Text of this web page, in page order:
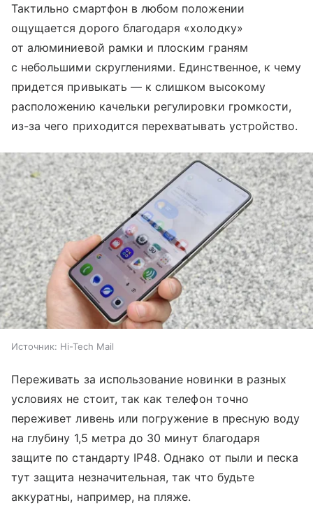
Тактильно смартфон в любом положении
ощущается дорого благодаря «холодку»
от алюминиевой рамки и плоским граням
с небольшими скруглениями. Единственное, к чему
придется привыкать — к слишком высокому
расположению качельки регулировки громкости,
из-за чего приходится перехватывать устройство.
Источник: Hi-Tech Mail
Переживать за использование новинки в разных
условиях не стоит, так как телефон точно
переживет ливень или погружение в пресную воду
на глубину 1,5 метра до 30 минут благодаря
защите по стандарту IP48. Однако от пыли и песка
тут защита незначительная, так что будьте
аккуратны, например, на пляже.